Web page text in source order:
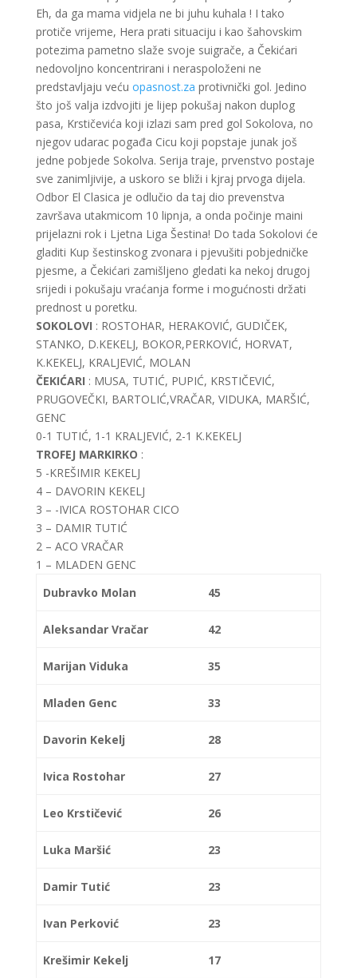
Eh, da ga mama vidjela ne bi juhu kuhala ! I tako
protiče vrijeme, Hera prati situaciju i kao šahovskim
potezima pametno slaže svoje suigrače, a Čekićari
nedovoljno koncentrirani i neraspoloženi ne
predstavljaju veću opasnost.za protivnički gol. Jedino
što još valja izdvojiti je lijep pokušaj nakon duplog
pasa, Krstičevića koji izlazi sam pred gol Sokolova, no
njegov udarac pogađa Cicu koji popstaje junak još
jedne pobjede Sokolva. Serija traje, prvenstvo postaje
sve zanimljivije, a uskoro se bliži i kjraj prvoga dijela.
Odbor El Clasica je odlučio da taj dio prevenstva
završava utakmicom 10 lipnja, a onda počinje maini
prijelazni rok i Ljetna Liga Šestina! Do tada Sokolovi će
gladiti Kup šestinskog zvonara i pjevušiti pobjedničke
pjesme, a Čekićari zamišljeno gledati ka nekoj drugoj
srijedi i pokušaju vraćanja forme i mogućnosti držati
prednost u poretku.
SOKOLOVI : ROSTOHAR, HERAKOVIĆ, GUDIČEK,
STANKO, D.KEKELJ, BOKOR,PERKOVIĆ, HORVAT,
K.KEKELJ, KRALJEVIĆ, MOLAN
ČEKIĆARI : MUSA, TUTIĆ, PUPIĆ, KRSTIČEVIĆ,
PRUGOVEČKI, BARTOLIĆ,VRAČAR, VIDUKA, MARŠIĆ,
GENC
0-1 TUTIĆ, 1-1 KRALJEVIĆ, 2-1 K.KEKELJ
TROFEJ MARKIRKO :
5 -KREŠIMIR KEKELJ
4 – DAVORIN KEKELJ
3 – -IVICA ROSTOHAR CICO
3 – DAMIR TUTIĆ
2 – ACO VRAČAR
1 – MLADEN GENC
Dubravko Molan
45
Aleksandar Vračar 42
Marijan Viduka 35
Mladen Genc 33
Davorin Kekelj 28
Ivica Rostohar 27
Leo Krstičević 26
Luka Maršić 23
Damir Tutić 23
Ivan Perković 23
Krešimir Kekelj 17